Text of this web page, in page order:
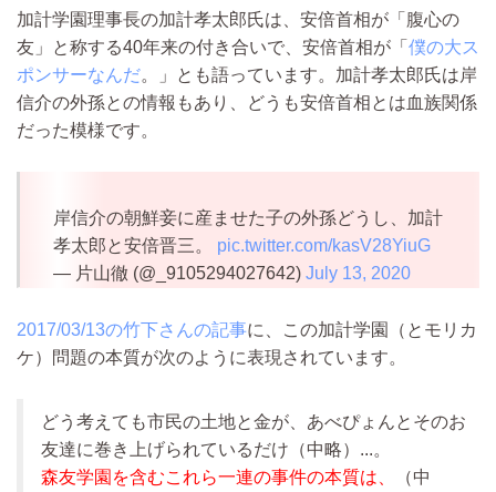
加計学園理事長の加計孝太郎氏は、安倍首相が「腹心の
友」と称する40年来の付き合いで、安倍首相が「 僕の大ス
ポンサーなんだ。」とも語っています。加計孝太郎氏は岸
信介の外孫との情報もあり、どうも安倍首相とは血族関係
だった模様です。
岸信介の朝鮮妾に産ませた子の外孫どうし、加計
孝太郎と安倍晋三。 pic.twitter.com/kasV28YiuG
— 片山徹 (@_9105294027642) July 13, 2020
2017/03/13の竹下さんの記事に、この加計学園（とモリカ
ケ）問題の本質が次のように表現されています。
どう考えても市民の土地と金が、あべぴょんとそのお
友達に巻き上げられているだけ （中略）...。
森友学園を含むこれら一連の事件の本質は、
（中